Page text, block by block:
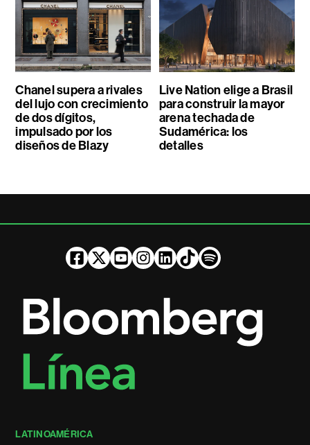
Chanel supera a rivales
del lujo con crecimiento
de dos dígitos,
impulsado por los
diseños de Blazy
Live Nation elige a Brasil
para construir la mayor
arena techada de
Sudamérica: los
detalles
LATINOAMÉRICA